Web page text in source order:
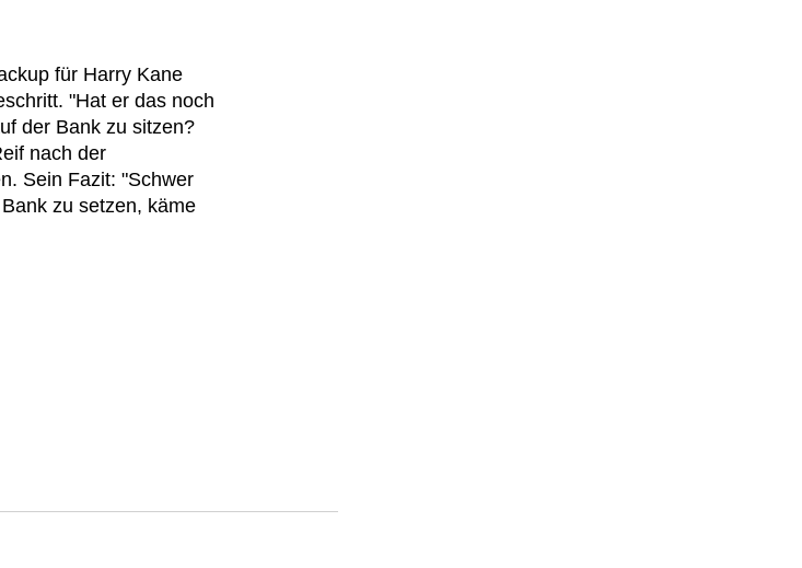
für Harry Kane
"Hat er das noch
der Bank zu sitzen?
nach der
Sein Fazit: "Schwer
zu setzen, käme